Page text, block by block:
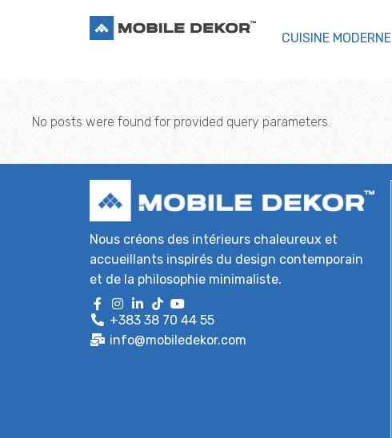
CUISINE MODERNE
No posts were found for provided query parameters.
Nous créons des intérieurs chaleureux et
accueillants inspirés du design contemporain
et de la philosophie minimaliste.
+383 38 70 44 55
info@mobiledekor.com